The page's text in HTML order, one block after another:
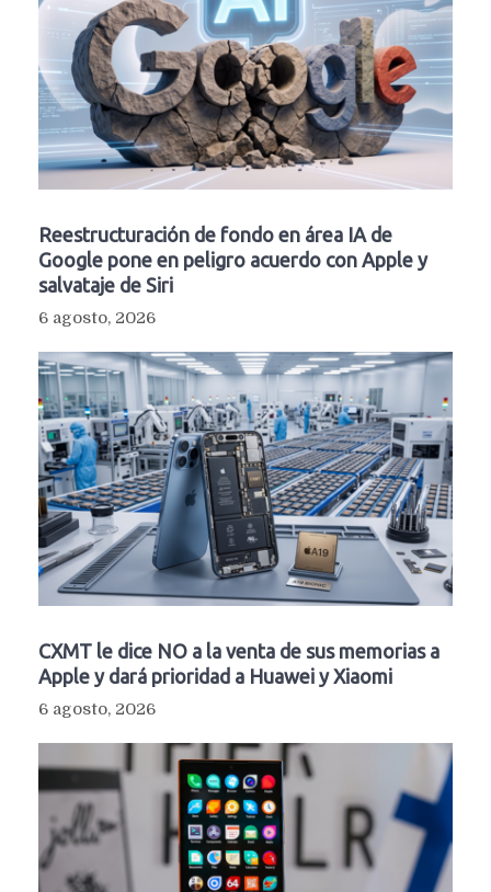
Reestructuración de fondo en área IA de
Google pone en peligro acuerdo con Apple y
salvataje de Siri
6 agosto, 2026
CXMT le dice NO a la venta de sus memorias a
Apple y dará prioridad a Huawei y Xiaomi
6 agosto, 2026